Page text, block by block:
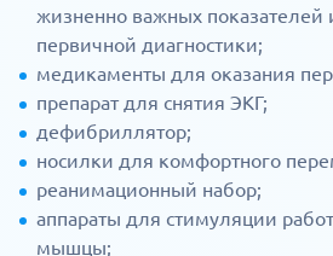
жизненно важных показателей
первичной диагностики;
медикаменты для оказания
препарат для снятия ЭКГ;
дефибриллятор;
носилки для комфортного
реанимационный набор;
аппараты для стимуляции
мышцы;